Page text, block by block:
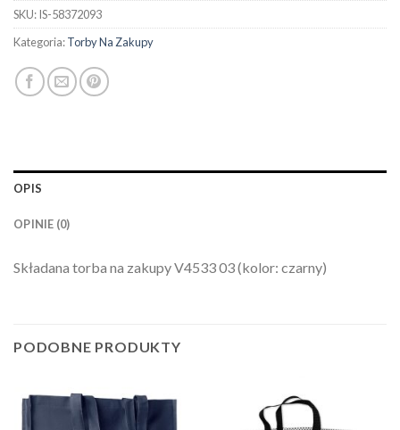
SKU:IS-58372093
Kategoria:Torby Na Zakupy
OPIS
OPINIE (0)
Składana torba na zakupy V4533 03 (kolor: czarny)
PODOBNE PRODUKTY